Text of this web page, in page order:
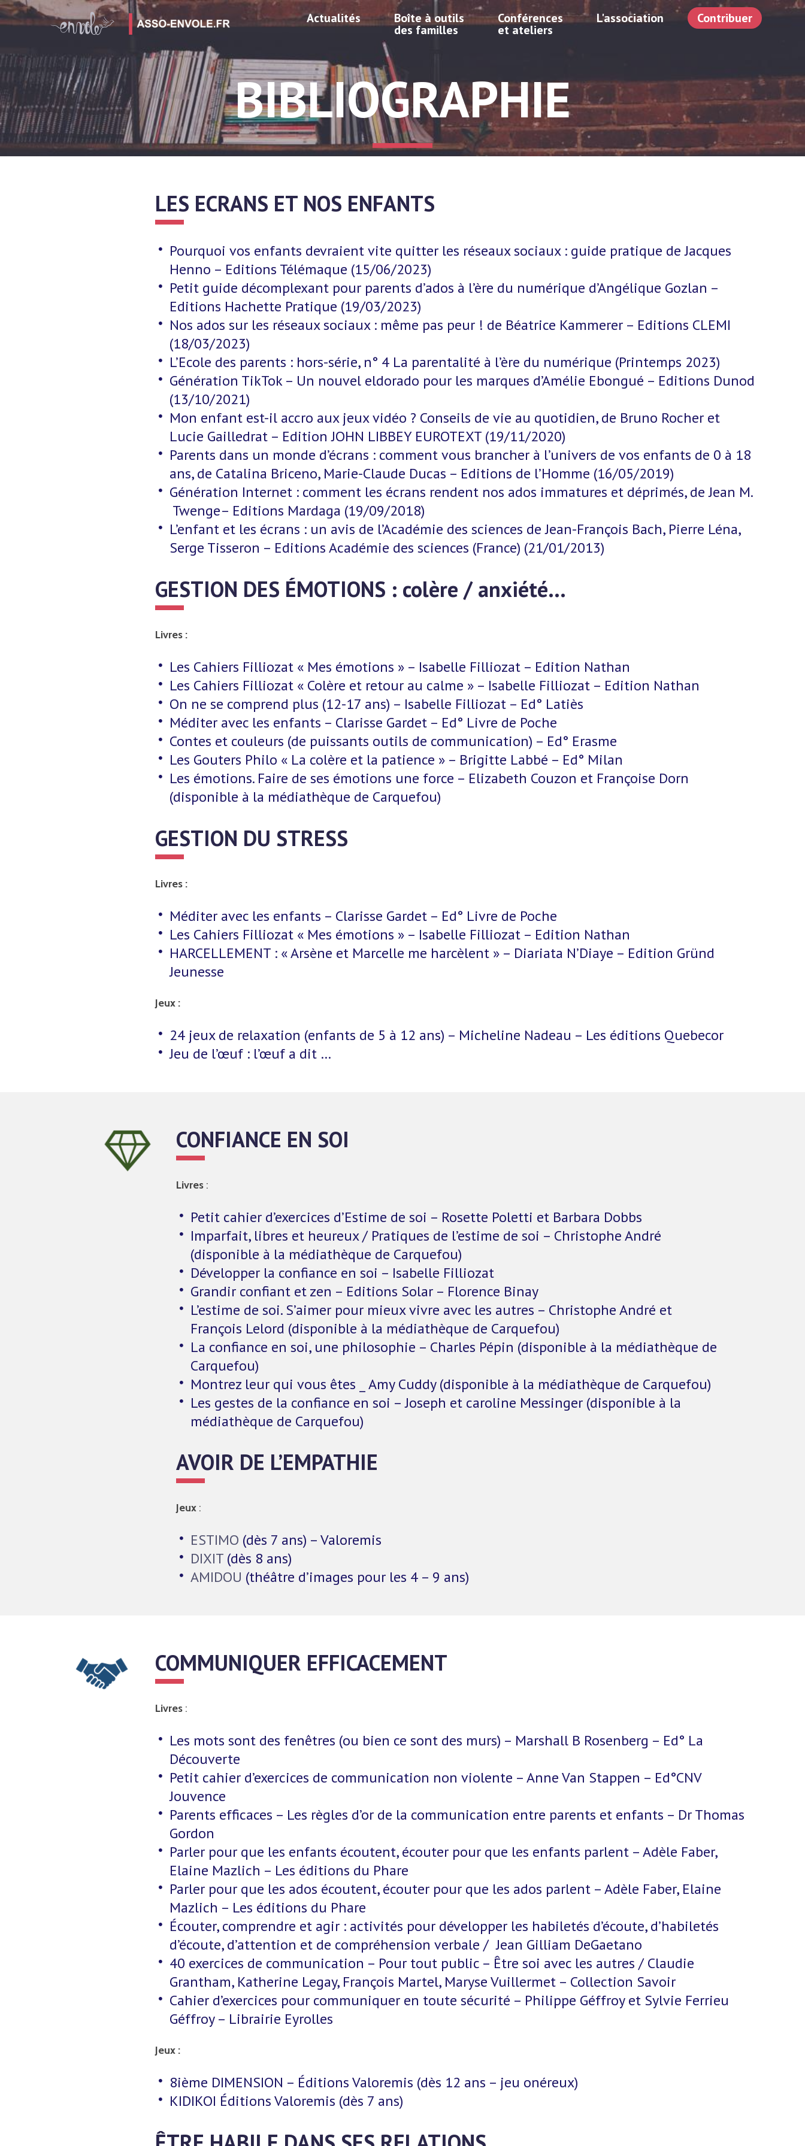
Actualités Boîte à outils
des familles
Conférences
et ateliers
L'association Contribuer
BIBLIOGRAPHIE
LES ECRANS ET NOS ENFANTS
Pourquoi vos enfants devraient vite quitter les réseaux sociaux : guide pratique de Jacques
Henno – Editions Télémaque (15/06/2023)
Petit guide décomplexant pour parents d’ados à l’ère du numérique d’Angélique Gozlan –
Editions Hachette Pratique (19/03/2023)
Nos ados sur les réseaux sociaux : même pas peur ! de Béatrice Kammerer – Editions CLEMI
(18/03/2023)
L’Ecole des parents : hors-série, n° 4 La parentalité à l’ère du numérique (Printemps 2023)
Génération TikTok – Un nouvel eldorado pour les marques d’Amélie Ebongué – Editions Dunod
(13/10/2021)
Mon enfant est-il accro aux jeux vidéo ? Conseils de vie au quotidien, de Bruno Rocher et
Lucie Gailledrat – Edition JOHN LIBBEY EUROTEXT (19/11/2020)
Parents dans un monde d’écrans : comment vous brancher à l’univers de vos enfants de 0 à 18
ans, de Catalina Briceno, Marie-Claude Ducas – Editions de l’Homme (16/05/2019)
Génération Internet : comment les écrans rendent nos ados immatures et déprimés, de Jean M.
Twenge– Editions Mardaga (19/09/2018)
L’enfant et les écrans : un avis de l’Académie des sciences de Jean-François Bach, Pierre Léna,
Serge Tisseron – Editions Académie des sciences (France) (21/01/2013)
GESTION DES ÉMOTIONS : colère / anxiété…
Livres :
Les Cahiers Filliozat « Mes émotions » – Isabelle Filliozat – Edition Nathan
Les Cahiers Filliozat « Colère et retour au calme » – Isabelle Filliozat – Edition Nathan
On ne se comprend plus (12-17 ans) – Isabelle Filliozat – Ed° Latiès
Méditer avec les enfants – Clarisse Gardet – Ed° Livre de Poche
Contes et couleurs (de puissants outils de communication) – Ed° Erasme
Les Gouters Philo « La colère et la patience » – Brigitte Labbé – Ed° Milan
Les émotions. Faire de ses émotions une force – Elizabeth Couzon et Françoise Dorn
(disponible à la médiathèque de Carquefou)
GESTION DU STRESS
Livres :
Méditer avec les enfants – Clarisse Gardet – Ed° Livre de Poche
Les Cahiers Filliozat « Mes émotions » – Isabelle Filliozat – Edition Nathan
HARCELLEMENT : « Arsène et Marcelle me harcèlent » – Diariata N’Diaye – Edition Gründ
Jeunesse
Jeux :
24 jeux de relaxation (enfants de 5 à 12 ans) – Micheline Nadeau – Les éditions Quebecor
Jeu de l’œuf : l’œuf a dit …
CONFIANCE EN SOI
Livres :
Petit cahier d’exercices d’Estime de soi – Rosette Poletti et Barbara Dobbs
Imparfait, libres et heureux / Pratiques de l’estime de soi – Christophe André
(disponible à la médiathèque de Carquefou)
Développer la confiance en soi – Isabelle Filliozat
Grandir confiant et zen – Editions Solar – Florence Binay
L’estime de soi. S’aimer pour mieux vivre avec les autres – Christophe André et
François Lelord (disponible à la médiathèque de Carquefou)
La confiance en soi, une philosophie – Charles Pépin (disponible à la médiathèque de
Carquefou)
Montrez leur qui vous êtes _ Amy Cuddy (disponible à la médiathèque de Carquefou)
Les gestes de la confiance en soi – Joseph et caroline Messinger (disponible à la
médiathèque de Carquefou)
AVOIR DE L’EMPATHIE
Jeux :
ESTIMO (dès 7 ans) – Valoremis
DIXIT (dès 8 ans)
AMIDOU (théâtre d’images pour les 4 – 9 ans)
COMMUNIQUER EFFICACEMENT
Livres :
Les mots sont des fenêtres (ou bien ce sont des murs) – Marshall B Rosenberg – Ed° La
Découverte
Petit cahier d’exercices de communication non violente – Anne Van Stappen – Ed°CNV
Jouvence
Parents efficaces – Les règles d’or de la communication entre parents et enfants – Dr Thomas
Gordon
Parler pour que les enfants écoutent, écouter pour que les enfants parlent – Adèle Faber,
Elaine Mazlich – Les éditions du Phare
Parler pour que les ados écoutent, écouter pour que les ados parlent – Adèle Faber, Elaine
Mazlich – Les éditions du Phare
Écouter, comprendre et agir : activités pour développer les habiletés d’écoute, d’habiletés
d’écoute, d’attention et de compréhension verbale / Jean Gilliam DeGaetano
40 exercices de communication – Pour tout public – Être soi avec les autres / Claudie
Grantham, Katherine Legay, François Martel, Maryse Vuillermet – Collection Savoir
Cahier d’exercices pour communiquer en toute sécurité – Philippe Géffroy et Sylvie Ferrieu
Géffroy – Librairie Eyrolles
Jeux :
8ième DIMENSION – Éditions Valoremis (dès 12 ans – jeu onéreux)
KIDIKOI Éditions Valoremis (dès 7 ans)